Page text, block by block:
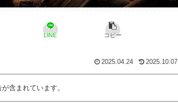
LINE コピー
2025.04.24 2025.10.07
含まれています。